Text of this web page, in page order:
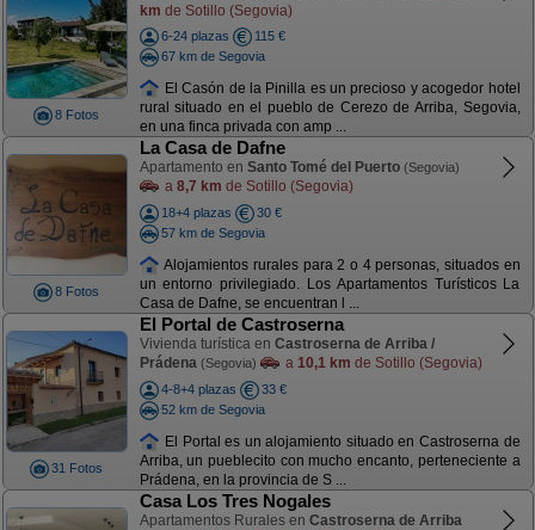
8 Fotos
km de Sotillo (Segovia)
6-24 plazas
115 €
67 km de Segovia
El Casón de la Pinilla es un precioso y acogedor hotel
rural situado en el pueblo de Cerezo de Arriba, Segovia,
en una finca privada con amp ...
8 Fotos
La Casa de Dafne
Apartamento en Santo Tomé del Puerto (Segovia)
a 8,7 km de Sotillo (Segovia)
18+4 plazas
30 €
57 km de Segovia
Alojamientos rurales para 2 o 4 personas, situados en
un entorno privilegiado. Los Apartamentos Turísticos La
Casa de Dafne, se encuentran l ...
31 Fotos
El Portal de Castroserna
Vivienda turística en Castroserna de Arriba /
Prádena (Segovia) a 10,1 km de Sotillo (Segovia)
4-8+4 plazas
33 €
52 km de Segovia
El Portal es un alojamiento situado en Castroserna de
Arriba, un pueblecito con mucho encanto, perteneciente a
Prádena, en la provincia de S ...
Casa Los Tres Nogales
Apartamentos Rurales en Castroserna de Arriba